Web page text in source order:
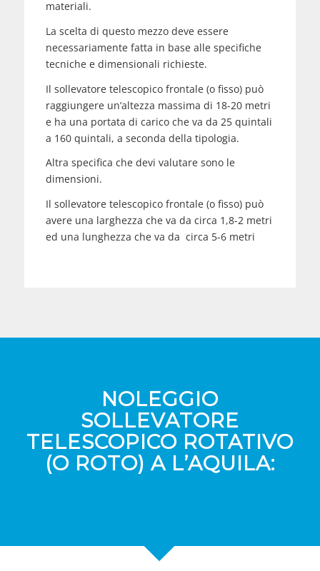
materiali.
La scelta di questo mezzo deve essere
necessariamente fatta in base alle specifiche
tecniche e dimensionali richieste.
Il sollevatore telescopico frontale (o fisso) può
raggiungere un’altezza massima di 18-20 metri
e ha una portata di carico che va da 25 quintali
a 160 quintali, a seconda della tipologia.
Altra specifica che devi valutare sono le
dimensioni.
Il sollevatore telescopico frontale (o fisso) può
avere una larghezza che va da circa 1,8-2 metri
ed una lunghezza che va da circa 5-6 metri
NOLEGGIO
SOLLEVATORE
TELESCOPICO ROTATIVO
(O ROTO) A L’AQUILA: